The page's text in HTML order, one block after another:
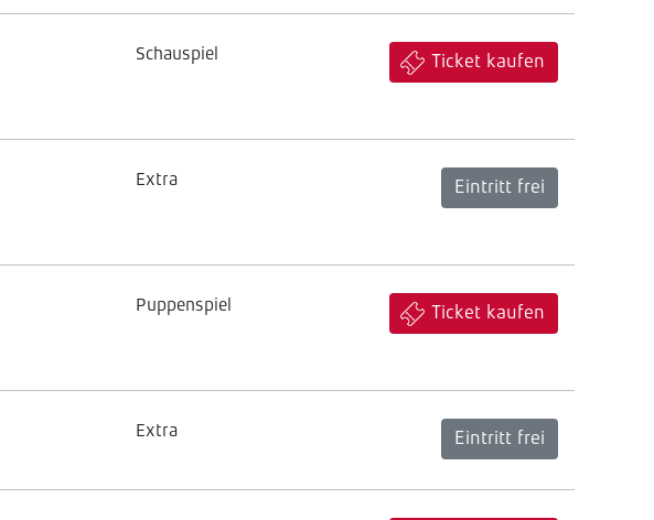
Schauspiel Ticket kaufen
Extra Eintritt frei
Puppenspiel Ticket kaufen
Extra Eintritt frei